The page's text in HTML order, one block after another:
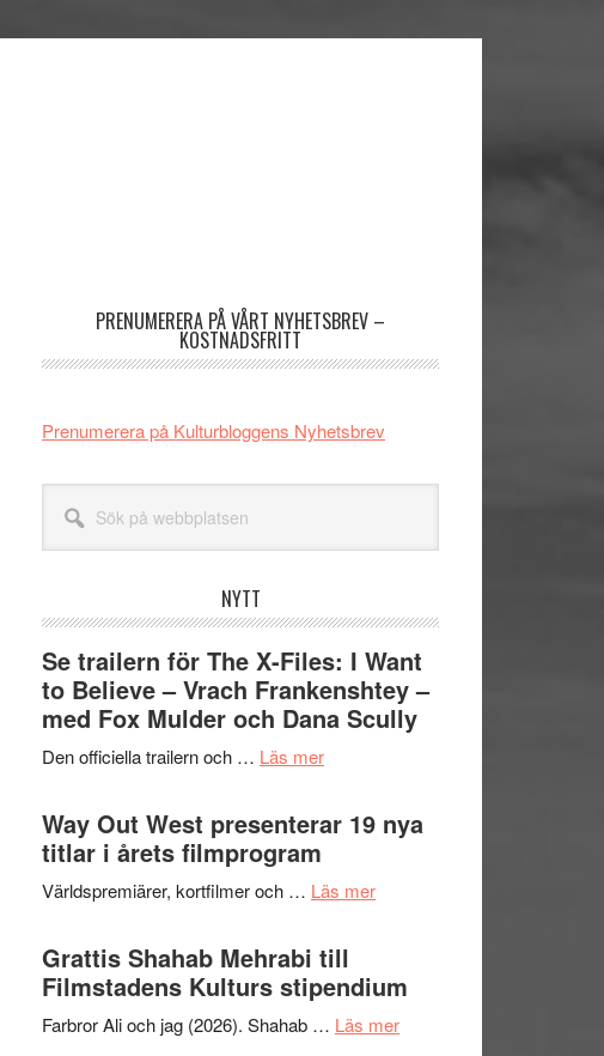
PRENUMERERA PÅ VÅRT NYHETSBREV –
KOSTNADSFRITT
Prenumerera på Kulturbloggens Nyhetsbrev
webbplatsen
NYTT
Se trailern för The X-Files: I Want
to Believe – Vrach Frankenshtey –
med Fox Mulder och Dana Scully
Den officiella trailern och … Läs merom
trailern
för
X-
I
Want
to
Believe
Way Out West presenterar 19 nya
titlar i årets filmprogram
Världspremiärer, kortfilmer och … Läs merom
presenterar
19
Grattis Shahab Mehrabi till
Filmstadens Kulturs stipendium
Farbror Ali och jag (2026). Shahab … Läs merom